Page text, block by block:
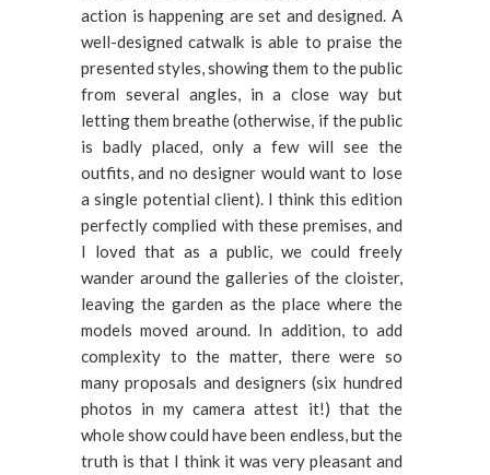
action is happening are set and designed. A
well-designed catwalk is able to praise the
presented styles, showing them to the public
from several angles, in a close way but
letting them breathe (otherwise, if the public
is badly placed, only a few will see the
outfits, and no designer would want to lose
a single potential client). I think this edition
perfectly complied with these premises, and
I loved that as a public, we could freely
wander around the galleries of the cloister,
leaving the garden as the place where the
models moved around. In addition, to add
complexity to the matter, there were so
many proposals and designers (six hundred
photos in my camera attest it!) that the
whole show could have been endless, but the
truth is that I think it was very pleasant and